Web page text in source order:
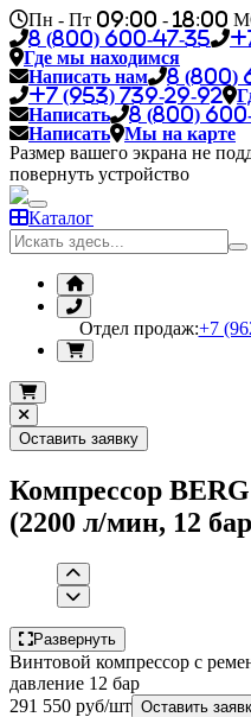
Пн - Пт 09:00 - 18:00
8 (800) 600-47-35
Где мы находимся
Написать нам
8 (800)
+7 (953) 739-29-92
Написать
8 (800)
Написать
Мы на карте
Размер вашего экрана не
повернуть устройство
Каталог
Отдел продаж:+7
Оставить заявку
Компрессор
(2200 л/мин, 12
Развернуть
Винтовой компрессор с
давление 12 бар
291 550 руб/шт Оставить